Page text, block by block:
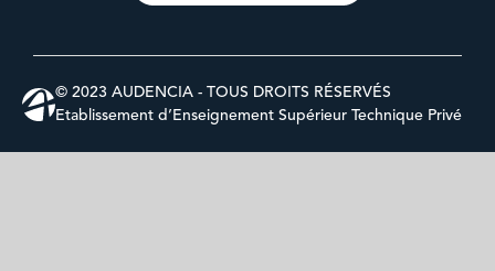
© 2023 AUDENCIA - TOUS DROITS RÉSERVÉS
Etablissement d’Enseignement Supérieur Technique Privé